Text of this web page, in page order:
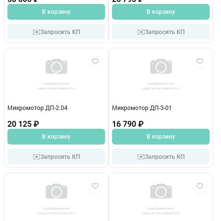
В корзину
✉️Запросить КП
В корзину
✉️Запросить КП
Микромотор ДП-2.04
20 125 ₽
В корзину
✉️Запросить КП
Микромотор ДП-3-01
16 790 ₽
В корзину
✉️Запросить КП